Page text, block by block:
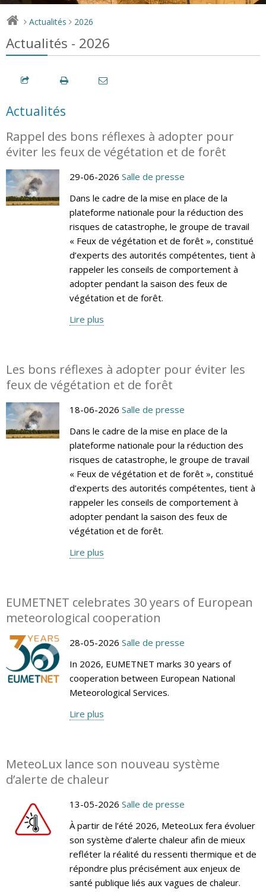
> Actualités > 2026
Actualités - 2026
Actualités
Rappel des bons réflexes à adopter pour
éviter les feux de végétation et de forêt
29-06-2026 Salle de presse
Dans le cadre de la mise en place de la
plateforme nationale pour la réduction des
risques de catastrophe, le groupe de travail
« Feux de végétation et de forêt », constitué
d’experts des autorités compétentes, tient à
rappeler les conseils de comportement à
adopter pendant la saison des feux de
végétation et de forêt.
Lire plus
Les bons réflexes à adopter pour éviter les
feux de végétation et de forêt
18-06-2026 Salle de presse
Dans le cadre de la mise en place de la
plateforme nationale pour la réduction des
risques de catastrophe, le groupe de travail
« Feux de végétation et de forêt », constitué
d’experts des autorités compétentes, tient à
rappeler les conseils de comportement à
adopter pendant la saison des feux de
végétation et de forêt.
Lire plus
EUMETNET celebrates 30 years of European
meteorological cooperation
28-05-2026 Salle de presse
In 2026, EUMETNET marks 30 years of
cooperation between European National
Meteorological Services.
Lire plus
MeteoLux lance son nouveau système
d’alerte de chaleur
13-05-2026 Salle de presse
À partir de l’été 2026, MeteoLux fera évoluer
son système d’alerte chaleur afin de mieux
refléter la réalité du ressenti thermique et de
répondre plus précisément aux enjeux de
santé publique liés aux vagues de chaleur.